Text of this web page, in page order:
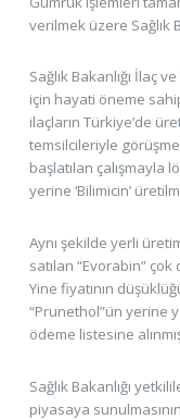
verilmek üzere Sağlık
Sağlık Bakanlığı İlaç
için hayati öneme
ilaçların Türkiye’de
temsilcileriyle
başlatılan çalışmayla
yerine ‘Bilimicin’
Aynı şekilde yerli
satılan “Evorabin”
Yine fiyatının
“Prunethol”ün yerine
ödeme listesine
Sağlık Bakanlığı
piyasaya